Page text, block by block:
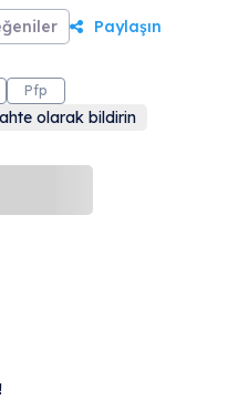
Paylaşın
Pfp
olarak bildirin